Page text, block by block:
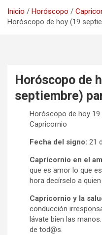
Inicio Horóscopo
Horóscopo de hoy (19
Horóscopo de
septiembre)
Horóscopo de hoy
Capricornio
Fecha del signo: 21
Capricornio en el
que es amor lo que
hora decírselo a
Capricornio y la
conducción
lávate bien las
de tod@s.